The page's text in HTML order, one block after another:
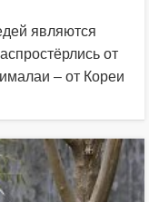
являются
от
– от Кореи